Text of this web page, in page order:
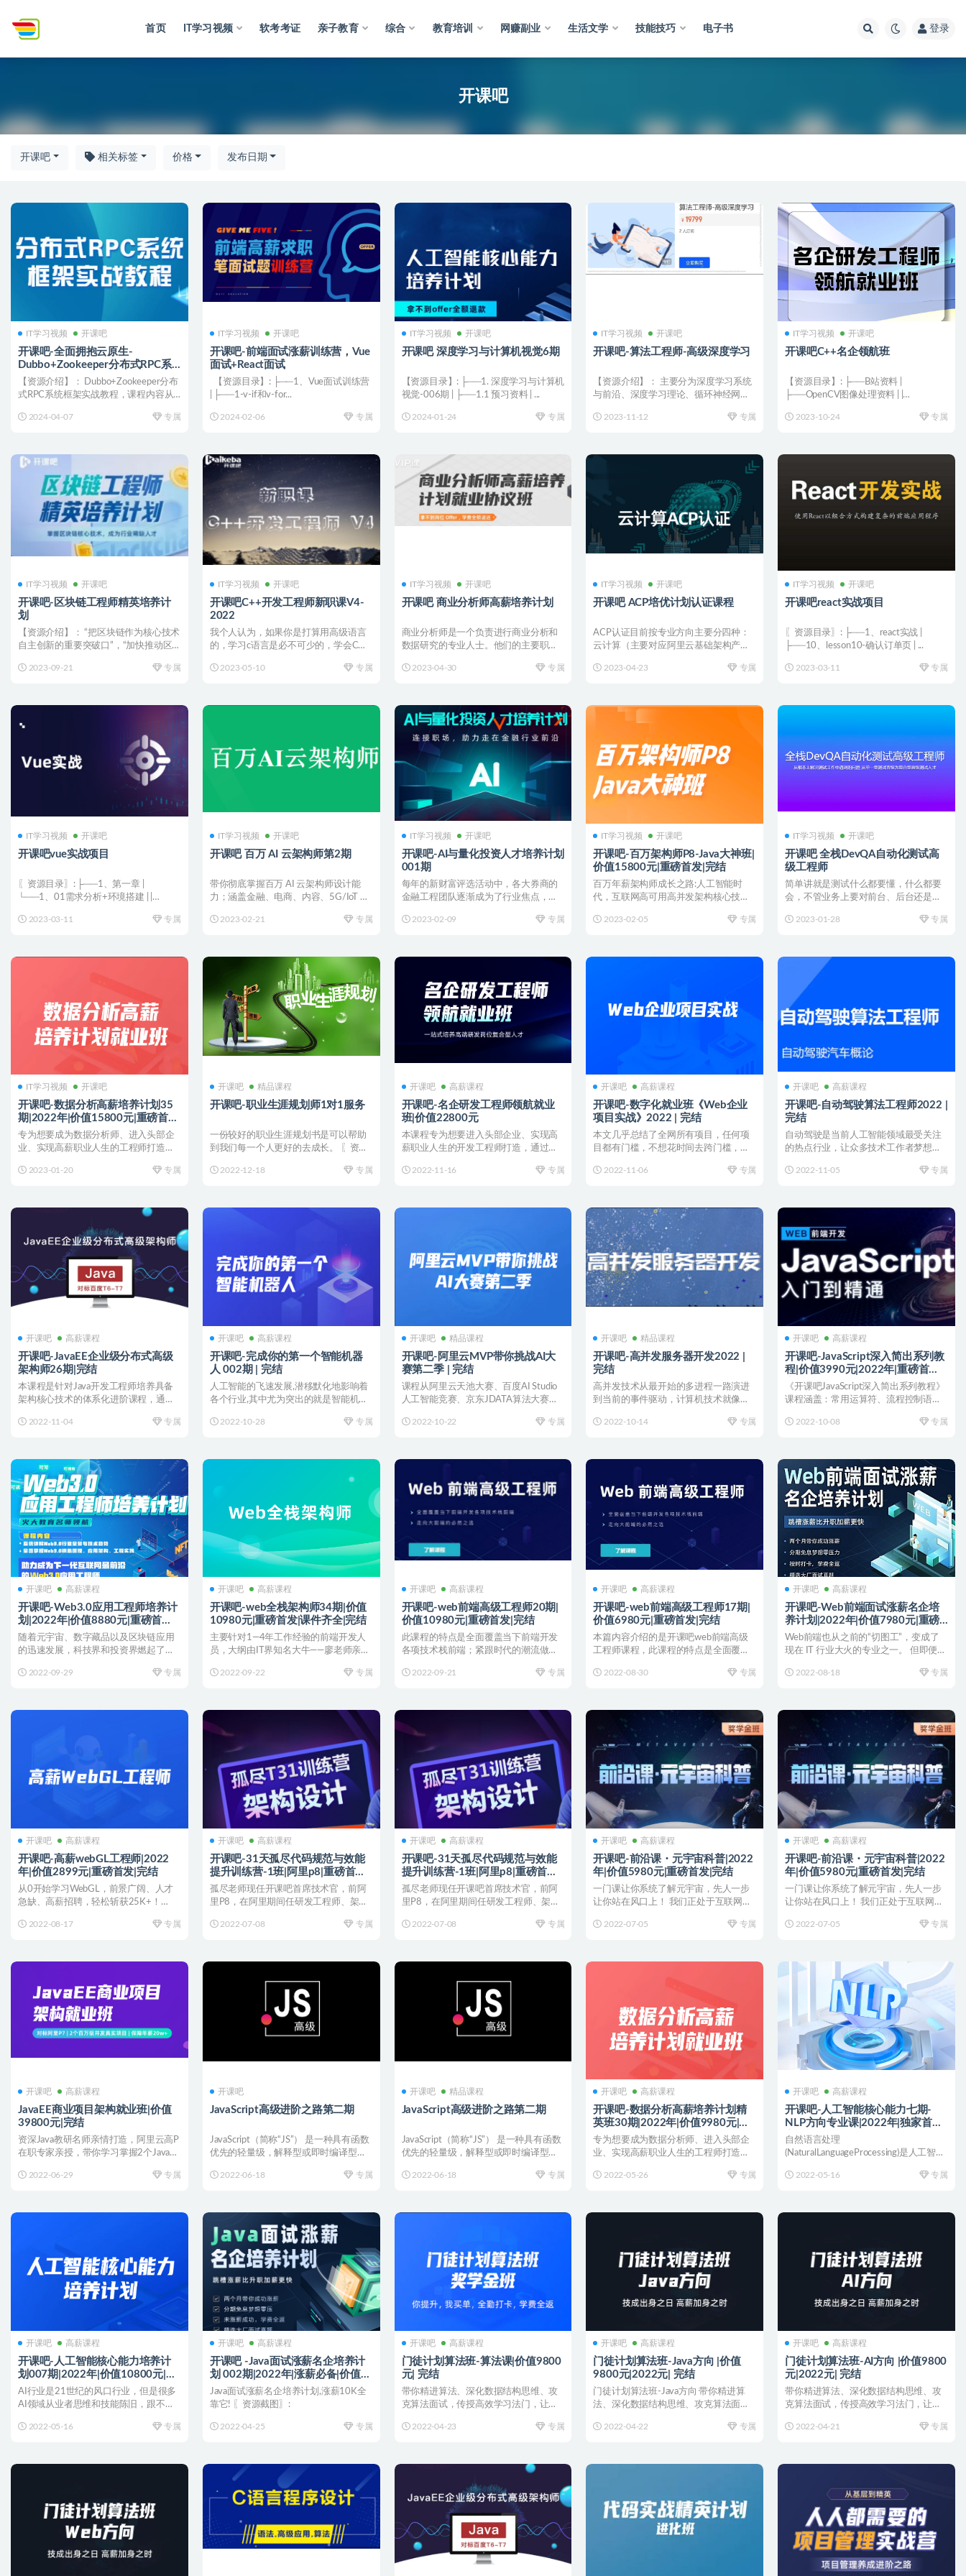
首页 IT学习视频 软考考证 亲子教育 综合 教育培训 网赚副业 生活文学 技能技巧 电子书 登录
开课吧
开课吧 相关标签 价格 发布日期
IT学习视频 开课吧
开课吧-全面拥抱云原生-
Dubbo+Zookeeper分布式RPC系
统框架实战教程
【资源介绍】： Dubbo+Zookeeper分布
式RPC系统框架实战教程，课程内容从
2024-04-07
专属
IT学习视频 开课吧
开课吧-前端面试涨薪训练营，Vue
面试+React面试
【资源目录】: ├──1、Vue面试训练营
| ├──1-v-if和v-for...
2024-02-06 专属
IT学习视频 开课吧
开课吧 深度学习与计算机视觉6期
【资源目录】: ├──1. 深度学习与计算机
视觉-006期 | ├──1.1 预习资料 | ...
2024-01-24 专属
IT学习视频 开课吧
开课吧-算法工程师-高级深度学习
【资源介绍】： 主要分为深度学习系统
与前沿、深度学习理论、循环神经网
2023-11-12
专属
IT学习视频 开课吧
开课吧C++名企领航班
【资源目录】: ├──B站资料 |
├──OpenCV图像处理资料 | |
2023-10-24
专属
IT学习视频 开课吧
开课吧-区块链工程师精英培养计
划
【资源介绍】： “把区块链作为核心技术
自主创新的重要突破口”，“加快推动区
2023-09-21
专属
IT学习视频 开课吧
开课吧C++开发工程师新职课V4-
2022
我个人认为，如果你是打算用高级语言
的，学习c语言是必不可少的，学会C语
2023-05-10
专属
IT学习视频 开课吧
开课吧 商业分析师高薪培养计划
商业分析师是一个负责进行商业分析和
数据研究的专业人士。他们的主要职责
2023-04-30
专属
IT学习视频 开课吧
开课吧 ACP培优计划认证课程
ACP认证目前按专业方向主要分四种：
云计算（主要对应阿里云基础架构产
2023-04-23
专属
IT学习视频 开课吧
开课吧react实战项目
〖资源目录〗: ├──1、react实战 |
├──10、lesson10-确认订单页 | ...
2023-03-11 专属
IT学习视频 开课吧
开课吧vue实战项目
〖资源目录〗: ├──1、第一章 |
└──1、01需求分析+环境搭建 | |
2023-03-11
专属
IT学习视频 开课吧
开课吧 百万 AI 云架构师第2期
带你彻底掌握百万 AI 云架构师设计能
力；涵盖金融、电商、内容、5G/IoT 等
2023-02-21
专属
IT学习视频 开课吧
开课吧-AI与量化投资人才培养计划
001期
每年的新财富评选活动中，各大券商的
金融工程团队逐渐成为了行业焦点，金
2023-02-09
专属
IT学习视频 开课吧
开课吧-百万架构师P8-Java大神班|
价值15800元|重磅首发|完结
百万年薪架构师成长之路:人工智能时
代，互联网高可用高并发架构核心技术
2023-02-05
专属
IT学习视频 开课吧
开课吧 全栈DevQA自动化测试高
级工程师
简单讲就是测试什么都要懂，什么都要
会，不管业务上要对前台、后台还是服
2023-01-28
专属
IT学习视频 开课吧
开课吧-数据分析高薪培养计划35
期|2022年|价值15800元|重磅首
发|完结
专为想要成为数据分析师、进入头部企
业、实现高薪职业人生的工程师打造，
2023-01-20
专属
开课吧 精品课程
开课吧-职业生涯规划师1对1服务
一份较好的职业生涯规划书是可以帮助
到我们每一个人更好的去成长。 〖资源
2022-12-18
专属
开课吧 高薪课程
开课吧-名企研发工程师领航就业
班|价值22800元
本课程专为想要进入头部企业、实现高
薪职业人生的开发工程师打造，通过语
2022-11-16
专属
开课吧 高薪课程
开课吧-数字化就业班《Web企业
项目实战》2022 | 完结
本文几乎总结了全网所有项目，任何项
目都有门槛，不想花时间去跨门槛，等
2022-11-06
专属
开课吧 高薪课程
开课吧-自动驾驶算法工程师2022 |
完结
自动驾驶是当前人工智能领域最受关注
的热点行业，让众多技术工作者梦想加
2022-11-05
专属
开课吧 高薪课程
开课吧-JavaEE企业级分布式高级
架构师26期|完结
本课程是针对Java开发工程师培养具备
架构核心技术的体系化进阶课程，通过
2022-11-04
专属
开课吧 高薪课程
开课吧-完成你的第一个智能机器
人 002期 | 完结
人工智能的飞速发展,潜移默化地影响着
各个行业,其中尤为突出的就是智能机器
2022-10-28
专属
开课吧 精品课程
开课吧-阿里云MVP带你挑战AI大
赛第二季 | 完结
课程从阿里云天池大赛、百度AI Studio
人工智能竞赛、京东JDATA算法大赛等
2022-10-22
专属
开课吧 精品课程
开课吧-高并发服务器开发2022 |
完结
高并发技术从最开始的多进程一路演进
到当前的事件驱动，计算机技术就像生
2022-10-14
专属
开课吧 高薪课程
开课吧-JavaScript深入简出系列教
程|价值3990元|2022年|重磅首发|
完结
《开课吧JavaScript深入简出系列教程》
课程涵盖：常用运算符、流程控制语
2022-10-08
专属
开课吧 高薪课程
开课吧-Web3.0应用工程师培养计
划|2022年|价值8880元|重磅首发|
完结
随着元宇宙、数字藏品以及区块链应用
的迅速发展，科技界和投资界燃起了对
2022-09-29
专属
开课吧 高薪课程
开课吧-web全栈架构师34期|价值
10980元|重磅首发|课件齐全|完结
主要针对1—4年工作经验的前端开发人
员，大纲由IT界知名大牛——廖老师亲自
2022-09-22
专属
开课吧 高薪课程
开课吧-web前端高级工程师20期|
价值10980元|重磅首发|完结
此课程的特点是全面覆盖当下前端开发
各项技术栈前端；紧跟时代的潮流做前
2022-09-21
专属
开课吧 高薪课程
开课吧-web前端高级工程师17期|
价值6980元|重磅首发|完结
本篇内容介绍的是开课吧web前端高级
工程师课程，此课程的特点是全面覆盖
2022-08-30
专属
开课吧 高薪课程
开课吧-Web前端面试涨薪名企培
养计划|2022年|价值7980元|重磅
首发|完结
Web前端也从之前的“切图工”，变成了
现在 IT 行业大火的专业之一。 但即便如
2022-08-18
专属
开课吧 高薪课程
开课吧-高薪webGL工程师|2022
年|价值2899元|重磅首发|完结
从0开始学习WebGL，前景广阔、人才
急缺、高薪招聘，轻松斩获25K+！
2022-08-17
专属
开课吧 高薪课程
开课吧-31天孤尽代码规范与效能
提升训练营-1班|阿里p8|重磅首发|
完结
孤尽老师现任开课吧首席技术官，前阿
里P8，在阿里期间任研发工程师、架构
2022-07-08
专属
开课吧 高薪课程
开课吧-31天孤尽代码规范与效能
提升训练营-1班|阿里p8|重磅首发|
完结
孤尽老师现任开课吧首席技术官，前阿
里P8，在阿里期间任研发工程师、架构
2022-07-08
专属
开课吧 高薪课程
开课吧-前沿课・元宇宙科普|2022
年|价值5980元|重磅首发|完结
一门课让你系统了解元宇宙，先人一步
让你站在风口上！ 我们正处于互联网下
2022-07-05
专属
开课吧 高薪课程
开课吧-前沿课・元宇宙科普|2022
年|价值5980元|重磅首发|完结
一门课让你系统了解元宇宙，先人一步
让你站在风口上！ 我们正处于互联网下
2022-07-05
专属
开课吧 高薪课程
JavaEE商业项目架构就业班|价值
39800元|完结
资深Java教研名师亲情打造，阿里云高P
在职专家亲授，带你学习掌握2个Java百
2022-06-29
专属
开课吧
JavaScript高级进阶之路第二期
JavaScript（简称“JS”） 是一种具有函数
优先的轻量级，解释型或即时编译型的
2022-06-18
专属
开课吧 精品课程
JavaScript高级进阶之路第二期
JavaScript（简称“JS”） 是一种具有函数
优先的轻量级，解释型或即时编译型的
2022-06-18
专属
开课吧 高薪课程
开课吧-数据分析高薪培养计划精
英班30期|2022年|价值9980元|完
结
专为想要成为数据分析师、进入头部企
业、实现高薪职业人生的工程师打造，
2022-05-26
专属
开课吧 高薪课程
开课吧-人工智能核心能力七期-
NLP方向专业课|2022年|独家首发|
完结
自然语言处理
(NaturalLanguageProcessing)是人工智能
2022-05-16
专属
开课吧 高薪课程
开课吧-人工智能核心能力培养计
划007期|2022年|价值10800元|完
结
AI行业是21世纪的风口行业，但是很多
AI领域从业者思维和技能陈旧，跟不上
2022-05-16
专属
开课吧 高薪课程
开课吧 -Java面试涨薪名企培养计
划 002期|2022年|涨薪必备|价值
8980元|完结
Java面试涨薪名企培养计划,涨薪10K全
靠它! 〖资源截图〗:
2022-04-25 专属
开课吧 高薪课程
门徒计划算法班-算法课|价值9800
元| 完结
带你精进算法、深化数据结构思维、攻
克算法面试，传授高效学习法门，让你
2022-04-23
专属
开课吧 高薪课程
门徒计划算法班-Java方向 |价值
9800元|2022元| 完结
门徒计划算法班-Java方向 带你精进算
法、深化数据结构思维、攻克算法面
2022-04-22
专属
开课吧 高薪课程
门徒计划算法班-AI方向 |价值9800
元|2022元| 完结
带你精进算法、深化数据结构思维、攻
克算法面试，传授高效学习法门，让你
2022-04-21
专属